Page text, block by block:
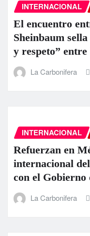
INTERNACIONAL
El encuentro
Sheinbaum
y respeto”
La Carbonifera
INTERNACIONAL
Refuerzan en
internacional
con el Gobierno
La Carbonifera